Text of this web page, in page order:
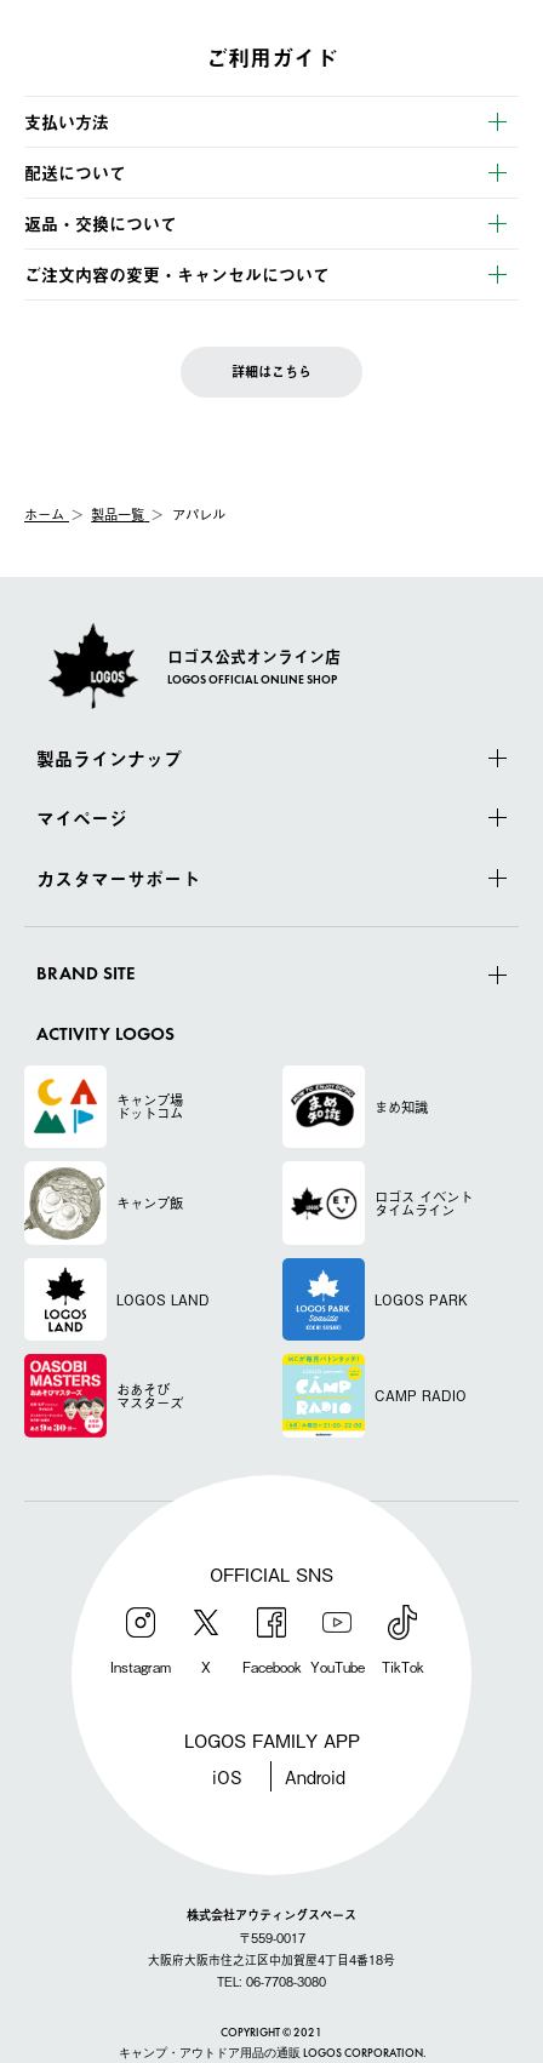
ご利用ガイド
支払い方法
以下のいずれかの方法でお支払いいただけます。
・クレジットカード決済
・コンビニ決済
・Pay-easy決済
配送について
【発送スケジュール】
ご注文・ご入金完了より2営業日以内に商品を発送いたします。
土日祝の発送はございませんので、木曜日以降のご注文は週明け
の発送となる場合がございます。
【配送業者】
佐川急便にて配送されます。
返品・交換について
※お客様都合の場合
お客様都合の返品にかかる送料は、お客様ご負担とさせていただ
一度お手元の商品を返品いただき、ご希望商品を再注文してくだ
ご注文内容の変更・キャンセルについて
LOGOS FAMILY会員の方は、会員マイページ内 購入履歴画面に
詳細はこちら
ホーム 製品一覧 アパレル
ロゴス公式オンライン店
LOGOS OFFICIAL ONLINE SHOP
製品ラインナップ
マイページ
カスタマーサポート
BRAND SITE
ACTIVITY LOGOS
キャンプ場
ドットコム まめ知識
キャンプ飯 ロゴス イベント
タイムライン
LOGOS LAND LOGOS PARK
おあそび
マスターズ CAMP RADIO
OFFICIAL SNS
Instagram X Facebook YouTube TikTok
LOGOS FAMILY APP
iOS Android
株式会社アウティングスペース
〒559-0017
大阪府大阪市住之江区中加賀屋4丁目4番18号
TEL: 06-7708-3080
COPYRIGHT © 2021
キャンプ・アウトドア用品の通販 LOGOS CORPORATION.